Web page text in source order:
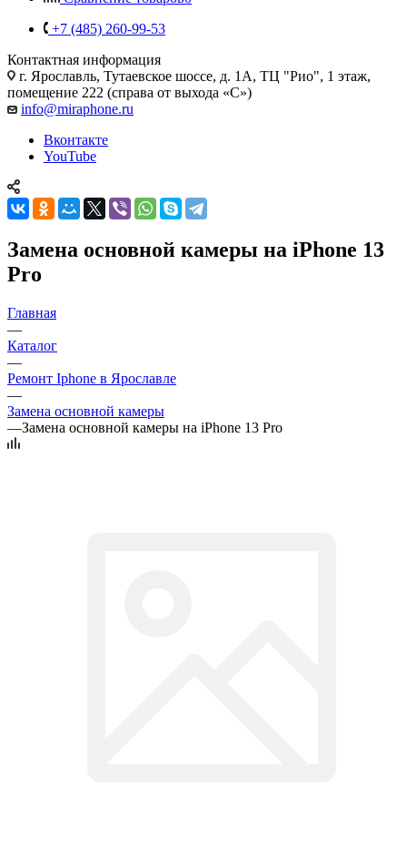
+7 (485) 260-99-53
Контактная информация
г. Ярославль, Тутаевское шоссе, д. 1А, ТЦ "Рио", 1 этаж,
помещение 222 (справа от выхода «С»)
info@miraphone.ru
Вконтакте
YouTube
Замена основной камеры на iPhone 13
Pro
Главная
—
Каталог
—
Ремонт Iphone в Ярославле
—
Замена основной камеры
—Замена основной камеры на iPhone 13 Pro